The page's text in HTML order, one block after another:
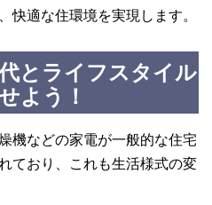
快適な住環境を実現します。
とライフスタイル
よう！
機などの家電が一般的な住宅
ており、これも生活様式の変